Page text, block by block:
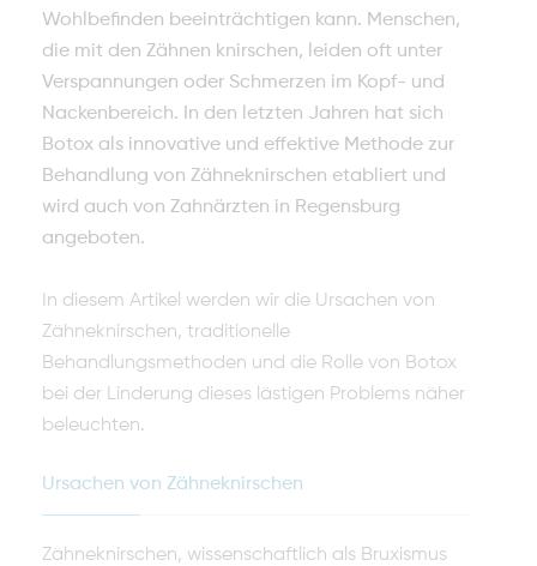
Wohlbefinden beeinträchtigen kann. Menschen,
die mit den Zähnen knirschen, leiden oft unter
Verspannungen oder Schmerzen im Kopf- und
Nackenbereich. In den letzten Jahren hat sich
Botox als innovative und effektive Methode zur
Behandlung von Zähneknirschen etabliert und
wird auch von Zahnärzten in Regensburg
angeboten.
In diesem Artikel werden wir die Ursachen von
Zähneknirschen, traditionelle
Behandlungsmethoden und die Rolle von Botox
bei der Linderung dieses lästigen Problems näher
beleuchten.
Ursachen von Zähneknirschen
Zähneknirschen, wissenschaftlich als Bruxismus